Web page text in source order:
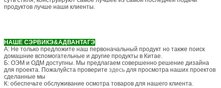
продуктов лучше наши клиенты.
НАШЕ СЭРВИКЭ&АДВАНТАГЭ
А: Не только предложите наш первоначальный продукт но также поиск
домашние вспомогательные и другие продукты в Китае.
Б: ОЭМ и ОДМ доступны. Мы предлагаем совершенно решение дизайна
для проекта. Пожалуйста проверите здесь для просмотра наших проектов
сделанные мы
К: обеспечьте обслуживание осмотра товаров для нашего клиента.